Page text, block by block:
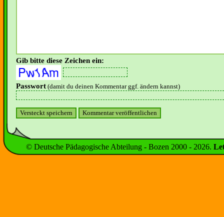
Gib bitte diese Zeichen ein:
Passwort (damit du deinen Kommentar ggf. ändern kannst)
© Deutsche Pädagogische Abteilung - Bozen 2000 - 2026.